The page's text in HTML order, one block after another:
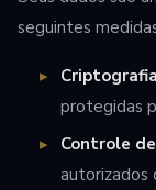
seguintes
protegidas
Controle
autorizados